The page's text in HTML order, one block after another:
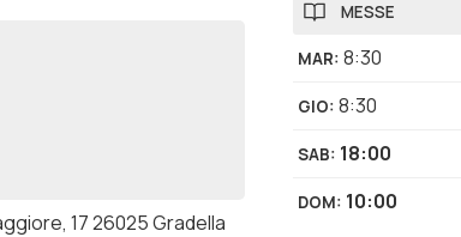
17 26025 Gradella
MESSE
MAR: 8:30
GIO: 8:30
SAB: 18:00
DOM: 10:00